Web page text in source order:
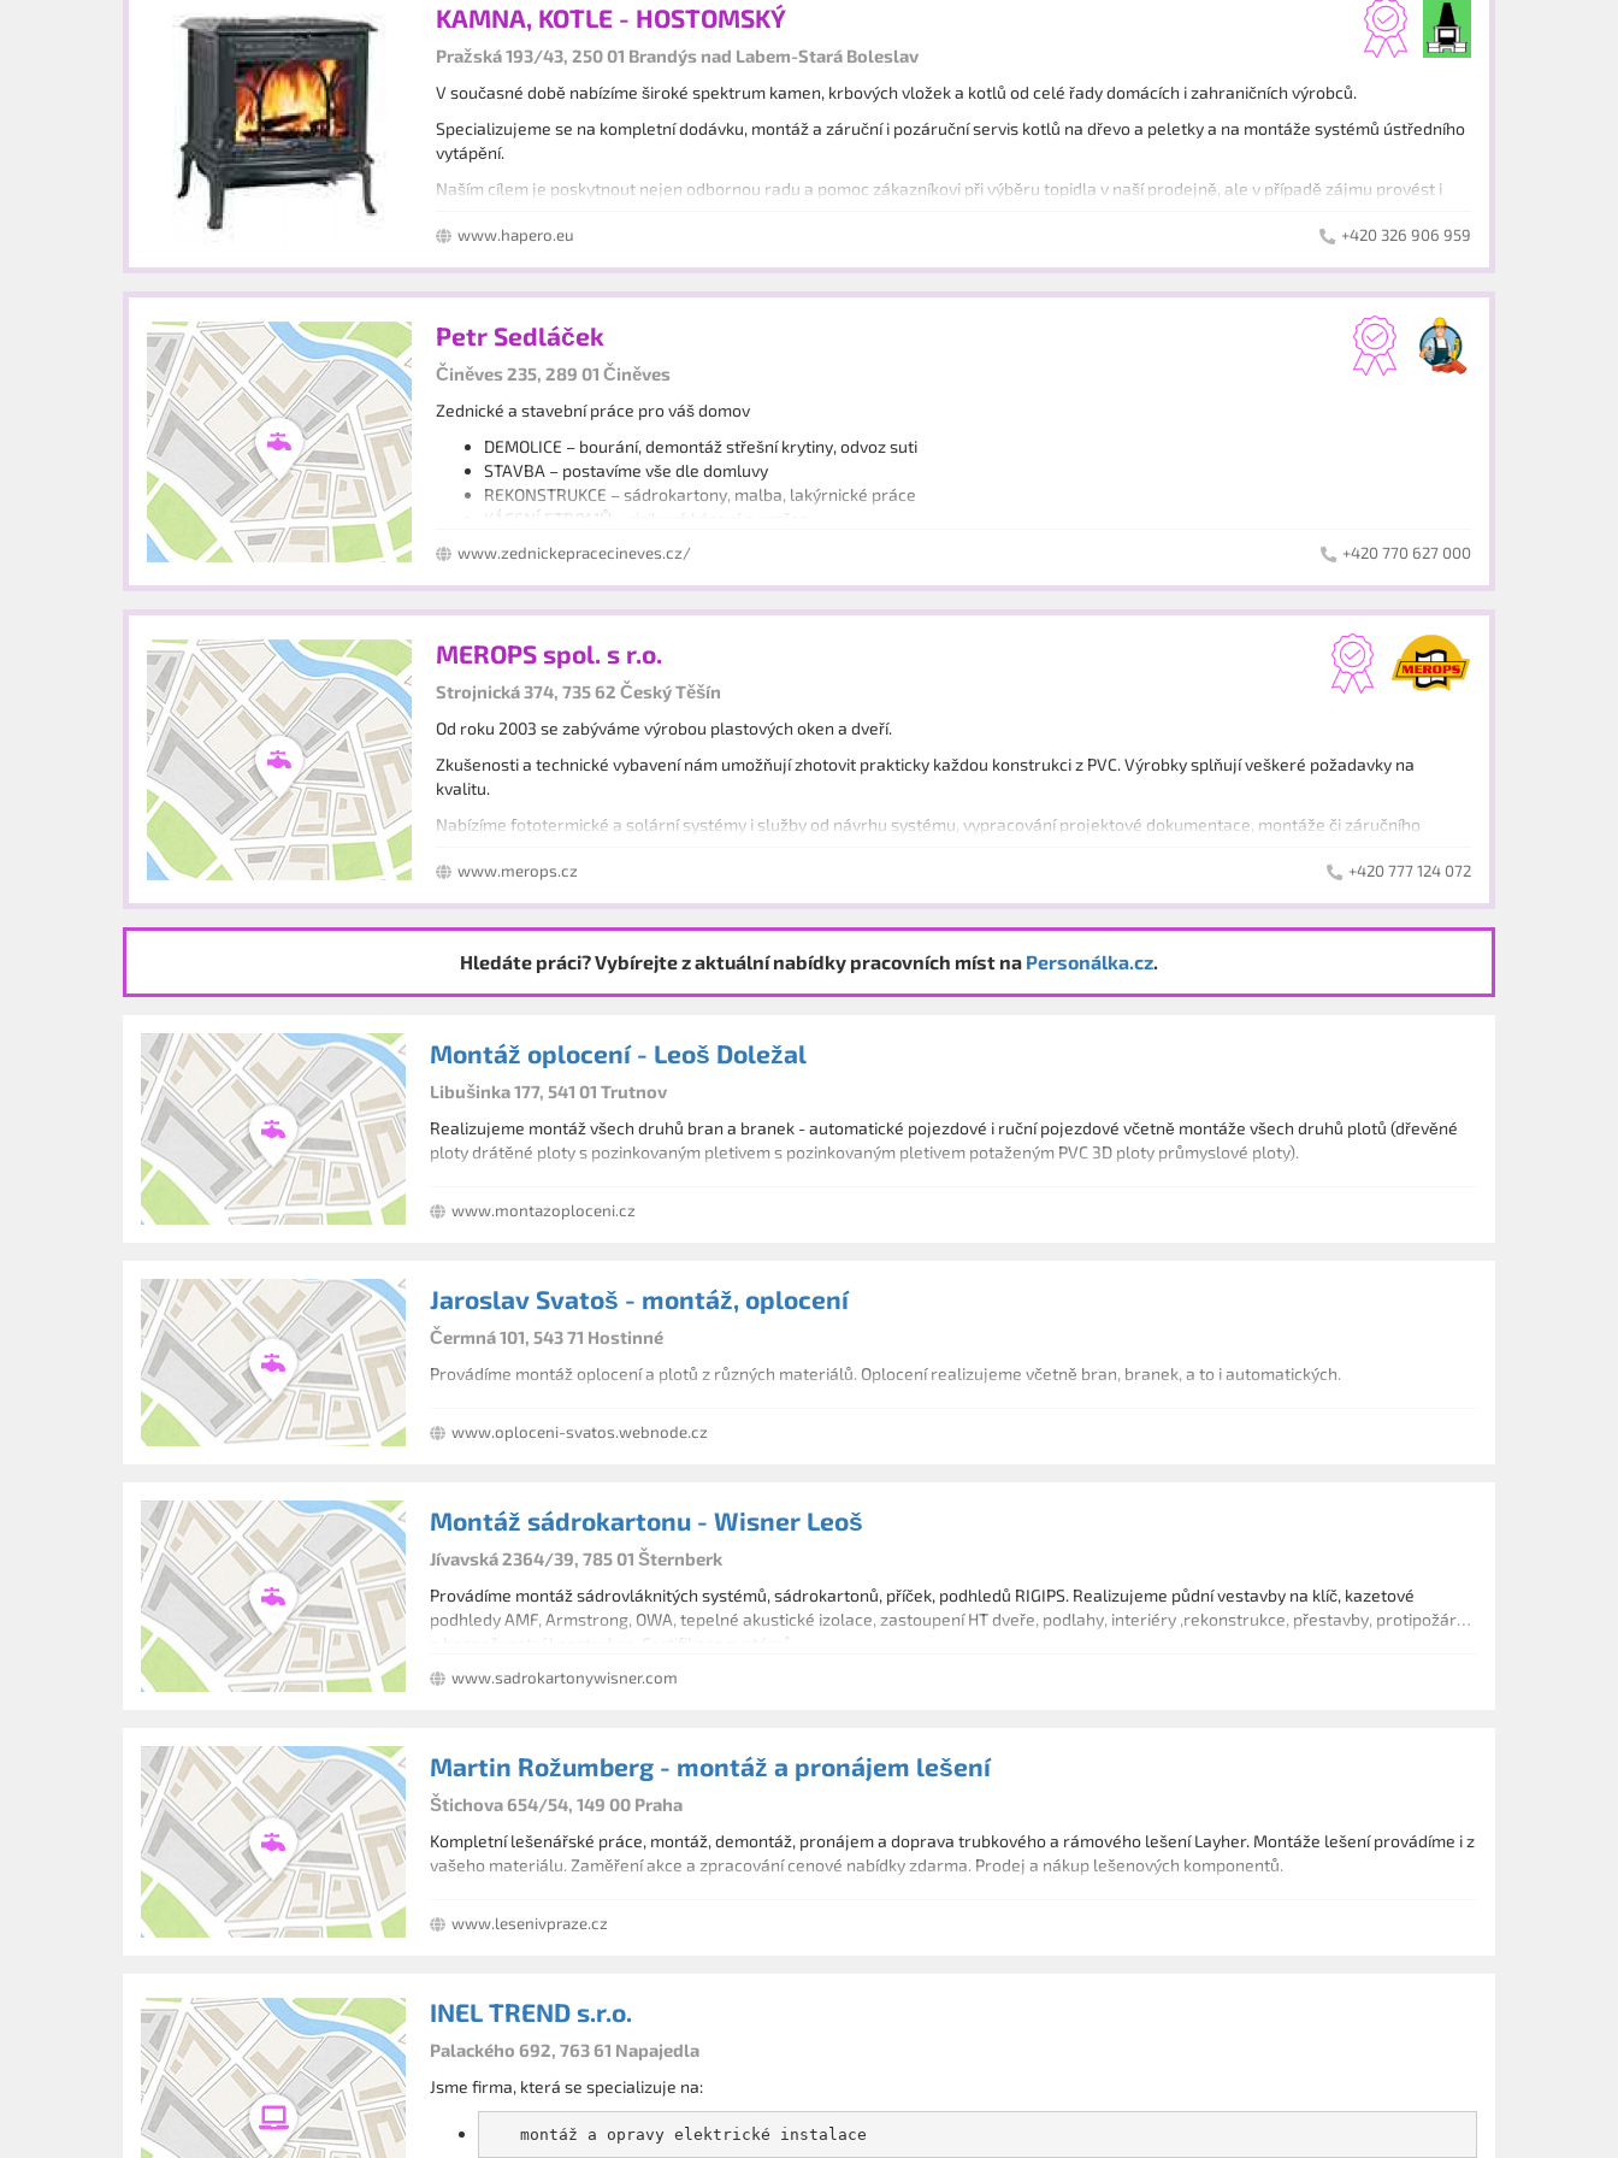
KAMNA, KOTLE - HOSTOMSKÝ
Pražská 193/43, 250 01 Brandýs nad Labem-Stará Boleslav
V současné době nabízíme široké spektrum kamen, krbových vložek a kotlů od celé řady domácích i zahraničních výrobců.
Specializujeme se na kompletní dodávku, montáž a záruční i pozáruční servis kotlů na dřevo a peletky a na montáže systémů ústředního
vytápění.
Naším cílem je poskytnout nejen odbornou radu a pomoc zákazníkovi při výběru topidla v naší prodejně, ale v případě zájmu provést i
www.hapero.eu +420 326 906 959
Petr Sedláček
Činěves 235, 289 01 Činěves
Zednické a stavební práce pro váš domov
DEMOLICE – bourání, demontáž střešní krytiny, odvoz suti
STAVBA – postavíme vše dle domluvy
REKONSTRUKCE – sádrokartony, malba, lakýrnické práce
KÁCENÍ STROMŮ – rizikové kácení a prořez
SLUŽBY HODINOVÉHO MANŽELA – drobné opravy a montáže
www.zednickepracecineves.cz/ +420 770 627 000
MEROPS spol. s r.o.
Strojnická 374, 735 62 Český Těšín
Od roku 2003 se zabýváme výrobou plastových oken a dveří.
Zkušenosti a technické vybavení nám umožňují zhotovit prakticky každou konstrukci z PVC. Výrobky splňují veškeré požadavky na
kvalitu.
Nabízíme fototermické a solární systémy i služby od návrhu systému, vypracování projektové dokumentace, montáže či záručního
www.merops.cz +420 777 124 072
Hledáte práci? Vybírejte z aktuální nabídky pracovních míst na Personálka.cz.
Montáž oplocení - Leoš Doležal
Libušinka 177, 541 01 Trutnov
Realizujeme montáž všech druhů bran a branek - automatické pojezdové i ruční pojezdové včetně montáže všech druhů plotů (dřevěné
ploty drátěné ploty s pozinkovaným pletivem s pozinkovaným pletivem potaženým PVC 3D ploty průmyslové ploty).
www.montazoploceni.cz
Jaroslav Svatoš - montáž, oplocení
Čermná 101, 543 71 Hostinné
Provádíme montáž oplocení a plotů z různých materiálů. Oplocení realizujeme včetně bran, branek, a to i automatických.
www.oploceni-svatos.webnode.cz
Montáž sádrokartonu - Wisner Leoš
Jívavská 2364/39, 785 01 Šternberk
Provádíme montáž sádrovláknitých systémů, sádrokartonů, příček, podhledů RIGIPS. Realizujeme půdní vestavby na klíč, kazetové
podhledy AMF, Armstrong, OWA, tepelné akustické izolace, zastoupení HT dveře, podlahy, interiéry ,rekonstrukce, přestavby, protipožární
a bezpečnostní konstrukce. Certifikace systémů.
www.sadrokartonywisner.com
Martin Rožumberg - montáž a pronájem lešení
Štichova 654/54, 149 00 Praha
Kompletní lešenářské práce, montáž, demontáž, pronájem a doprava trubkového a rámového lešení Layher. Montáže lešení provádíme i z
vašeho materiálu. Zaměření akce a zpracování cenové nabídky zdarma. Prodej a nákup lešenových komponentů.
www.lesenivpraze.cz
INEL TREND s.r.o.
Palackého 692, 763 61 Napajedla
Jsme firma, která se specializuje na: